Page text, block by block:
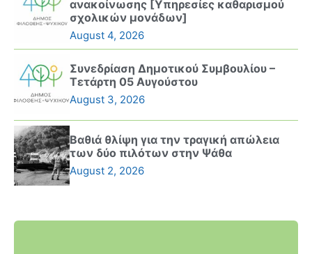
ανακοίνωσης [Υπηρεσίες καθαρισμού
σχολικών μονάδων]
August 4, 2026
Συνεδρίαση Δημοτικού Συμβουλίου –
Τετάρτη 05 Αυγούστου
August 3, 2026
Βαθιά θλίψη για την τραγική απώλεια
των δύο πιλότων στην Ψάθα
August 2, 2026